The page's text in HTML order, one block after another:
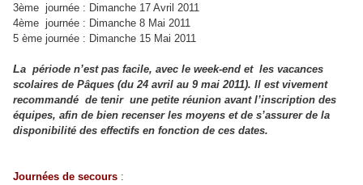
3ème journée : Dimanche 17 Avril 2011
4ème journée : Dimanche 8 Mai 2011
5 ème journée : Dimanche 15 Mai 2011
La période n’est pas facile, avec le week-end et les vacances
scolaires de Pâques (du 24 avril au 9 mai 2011). Il est vivement
recommandé de tenir une petite réunion avant l’inscription des
équipes, afin de bien recenser les moyens et de s’assurer de la
disponibilité des effectifs en fonction de ces dates.
Journées de secours :